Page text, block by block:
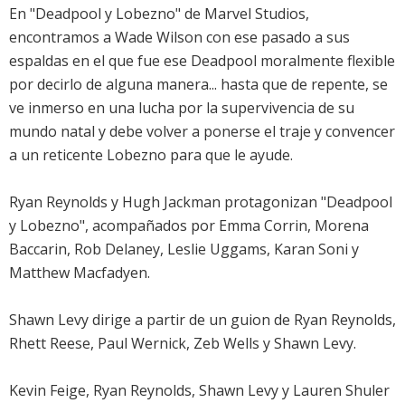
En "Deadpool y Lobezno" de Marvel Studios,
encontramos a Wade Wilson con ese pasado a sus
espaldas en el que fue ese Deadpool moralmente flexible
por decirlo de alguna manera... hasta que de repente, se
ve inmerso en una lucha por la supervivencia de su
mundo natal y debe volver a ponerse el traje y convencer
a un reticente Lobezno para que le ayude.
Ryan Reynolds y Hugh Jackman protagonizan "Deadpool
y Lobezno", acompañados por Emma Corrin, Morena
Baccarin, Rob Delaney, Leslie Uggams, Karan Soni y
Matthew Macfadyen.
Shawn Levy dirige a partir de un guion de Ryan Reynolds,
Rhett Reese, Paul Wernick, Zeb Wells y Shawn Levy.
Kevin Feige, Ryan Reynolds, Shawn Levy y Lauren Shuler